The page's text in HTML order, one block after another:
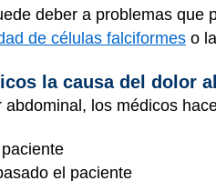
deber a problemas
de células falciformes o
la causa del dolor
los médicos
el paciente